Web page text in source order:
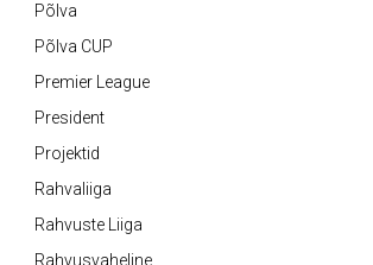
Põlva
Põlva CUP
Premier League
President
Projektid
Rahvaliiga
Rahvuste Liiga
Rahvusvaheline